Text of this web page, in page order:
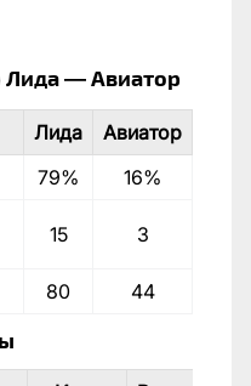
Лида — Авиатор
Лида
Авиатор
79%
16%
15 3
80 44